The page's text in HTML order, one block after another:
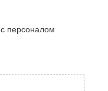
персоналом